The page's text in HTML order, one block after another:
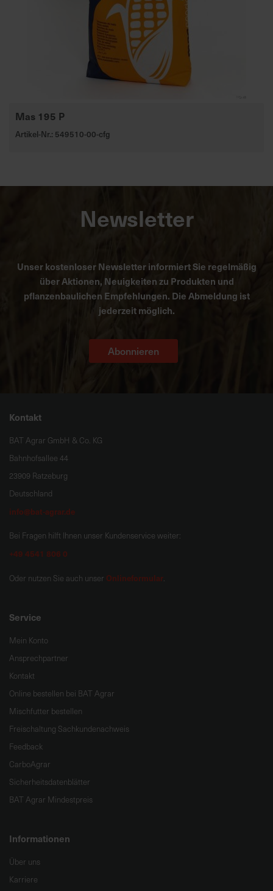
Mas 195 P
Artikel-Nr.: 549510-00-cfg
Newsletter
Unser kostenloser Newsletter informiert Sie regelmäßig
über Aktionen, Neuigkeiten zu Produkten und
pflanzenbaulichen Empfehlungen. Die Abmeldung ist
jederzeit möglich.
Abonnieren
Kontakt
BAT Agrar GmbH & Co. KG
Bahnhofsallee 44
23909 Ratzeburg
Deutschland
info@bat-agrar.de
Bei Fragen hilft Ihnen unser Kundenservice weiter:
+49 4541 806 0
Oder nutzen Sie auch unser Onlineformular.
Service
Mein Konto
Ansprechpartner
Kontakt
Online bestellen bei BAT Agrar
Mischfutter bestellen
Freischaltung Sachkundenachweis
Feedback
CarboAgrar
Sicherheitsdatenblätter
BAT Agrar Mindestpreis
Informationen
Über uns
Karriere